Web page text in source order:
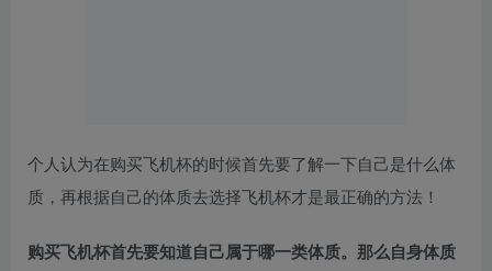
个人认为在购买飞机杯的时候首先要了解一下自己是什么体
质，再根据自己的体质去选择飞机杯才是最正确的方法！
购买飞机杯首先要知道自己属于哪一类体质。那么自身体质